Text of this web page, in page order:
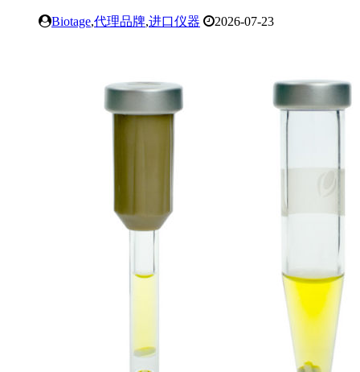
Biotage,代理品牌,进口仪器 2026-07-23